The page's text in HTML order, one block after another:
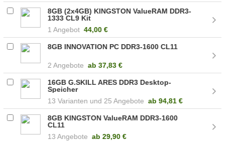
8GB (2x4GB) KINGSTON ValueRAM DDR3-
1333 CL9 Kit
1 Angebot 44,00 €
8GB INNOVATION PC DDR3-1600 CL11
2 Angebote ab 37,83 €
16GB G.SKILL ARES DDR3 Desktop-
Speicher
13
25 Angebote ab 94,81 €
8GB KINGSTON ValueRAM DDR3-1600
CL11
13 Angebote ab 29,90 €